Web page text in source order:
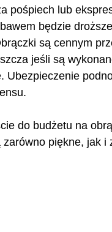
pośpiech lub
będzie
są cennym
jeśli są
Ubezpieczenie
do budżetu na
piękne, jak